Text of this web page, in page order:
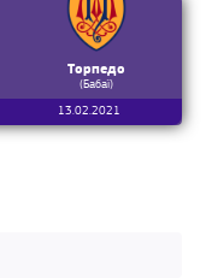
Торпедо
(Бабаї)
13.02.2021